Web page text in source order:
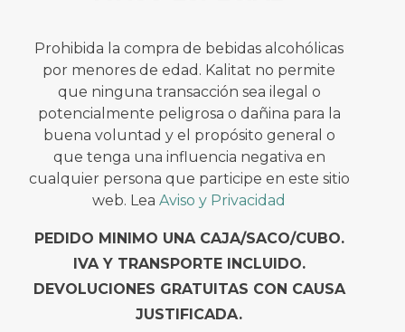
Prohibida la compra de bebidas alcohólicas
por menores de edad. Kalitat no permite
que ninguna transacción sea ilegal o
potencialmente peligrosa o dañina para la
buena voluntad y el propósito general o
que tenga una influencia negativa en
cualquier persona que participe en este sitio
web. Lea Aviso y Privacidad
PEDIDO MINIMO UNA CAJA/SACO/CUBO.
IVA Y TRANSPORTE INCLUIDO.
DEVOLUCIONES GRATUITAS CON CAUSA
JUSTIFICADA.